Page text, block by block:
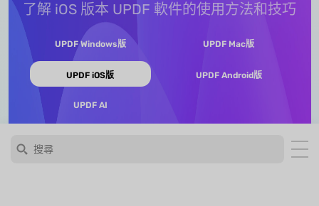
了解 iOS 版本 UPDF 軟件的使用方法和技巧
UPDF Windows版 UPDF Mac版
UPDF iOS版 UPDF Android版
UPDF AI